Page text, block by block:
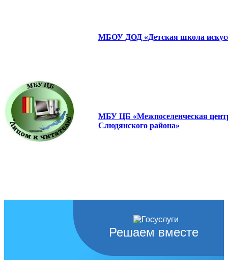
МБОУ ДОД «Детская школа
МБУ ЦБ «Межпоселенческая
Слюдянского района»
Решаем вместе